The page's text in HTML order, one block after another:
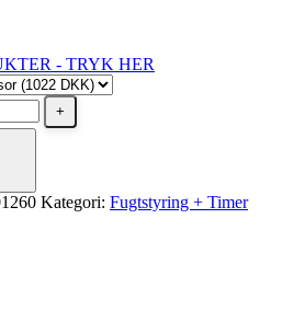
- TRYK HER
Kategori: Fugtstyring + Timer